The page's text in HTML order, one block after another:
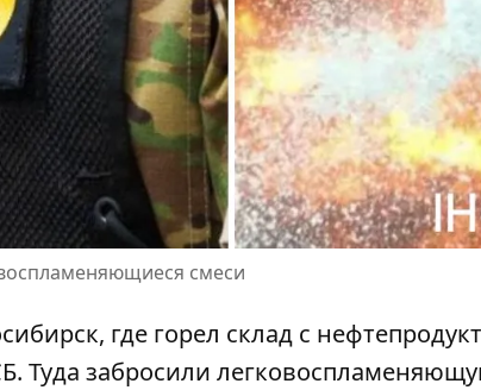
смеси
где горел склад с
Туда забросили